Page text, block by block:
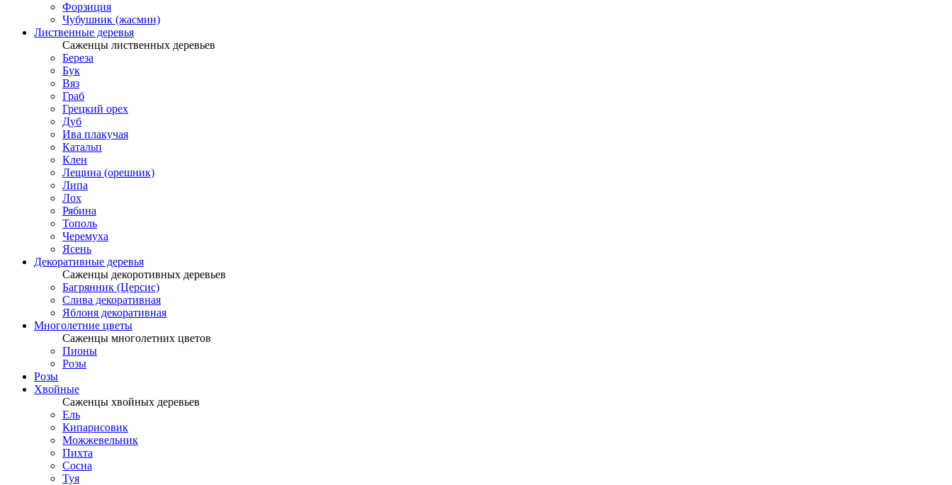
Форзиция
Чубушник (жасмин)
Лиственные деревья
Саженцы лиственных деревьев
Береза
Бук
Вяз
Граб
Грецкий орех
Дуб
Ива плакучая
Катальп
Клен
Лещина (орешник)
Липа
Лох
Рябина
Тополь
Черемуха
Ясень
Декоративные деревья
Саженцы декоротивных деревьев
Багрянник (Церсис)
Слива декоративная
Яблоня декоративная
Многолетние цветы
Саженцы многолетних цветов
Пионы
Розы
Розы
Хвойные
Саженцы хвойных деревьев
Ель
Кипарисовик
Можжевельник
Пихта
Сосна
Туя